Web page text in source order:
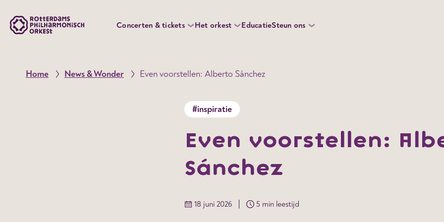
Concerten & tickets Het orkest EducatieSteun ons
Home News & Wonder Even voorstellen: Alberto Sánchez
#inspiratie
Even voorstellen:
Sánchez
18 juni 2026 5 min leestijd